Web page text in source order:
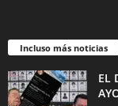
Incluso más noticias
EL